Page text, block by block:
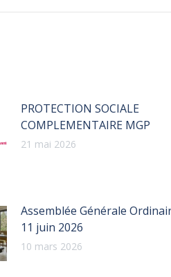
PROTECTION SOCIALE
COMPLEMENTAIRE MGP
21 mai 2026
Assemblée Générale
11 juin 2026
10 mars 2026